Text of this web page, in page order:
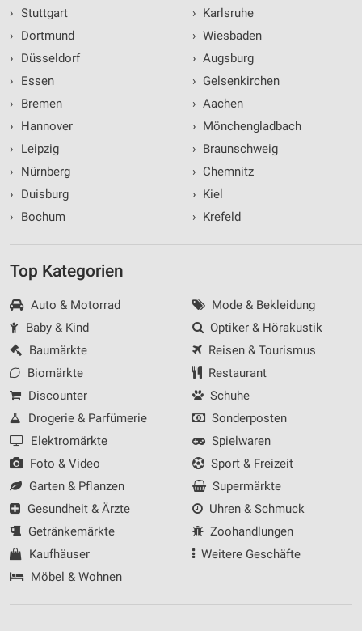
› Stuttgart
›
Dortmund
›
Düsseldorf
›
Essen
›
Bremen
›
Hannover
›
Leipzig
›
Nürnberg
›
Duisburg
›
Bochum
› Karlsruhe
› Wiesbaden
› Augsburg
› Gelsenkirchen
› Aachen
› Mönchengladbach
› Braunschweig
› Chemnitz
› Kiel
› Krefeld
Top Kategorien
Auto & Motorrad
Baby & Kind
Baumärkte
Biomärkte
Discounter
Drogerie & Parfümerie
Elektromärkte
Foto & Video
Garten & Pflanzen
Gesundheit & Ärzte
Getränkemärkte
Kaufhäuser
Möbel & Wohnen
Mode & Bekleidung
Optiker & Hörakustik
Reisen & Tourismus
Restaurant
Schuhe
Sonderposten
Spielwaren
Sport & Freizeit
Supermärkte
Uhren & Schmuck
Zoohandlungen
Weitere Geschäfte